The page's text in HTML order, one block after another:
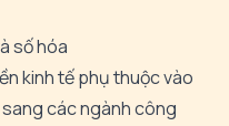
số hóa
kinh tế phụ thuộc vào
các ngành công